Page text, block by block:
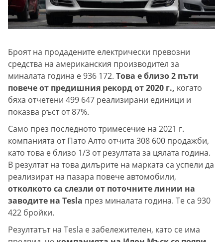
Броят на продадените електрически превозни
средства на американския производител за
миналата година е 936 172. Това е близо 2 пъти
повече от предишния рекорд от 2020 г., когато
бяха отчетени 499 647 реализирани единици и
показва ръст от 87%.
Само през последното тримесечие на 2021 г.
компанията от Пато Алто отчита 308 600 продажби,
като това е близо 1/3 от резултата за цялата година.
В резултат на това дилърите на марката са успели да
реализират на пазара повече автомобили,
отколкото са слезли от поточните линии на
заводите на Tesla през миналата година. Те са 930
422 бройки.
Резултатът на Tesla е забележителен, като се има